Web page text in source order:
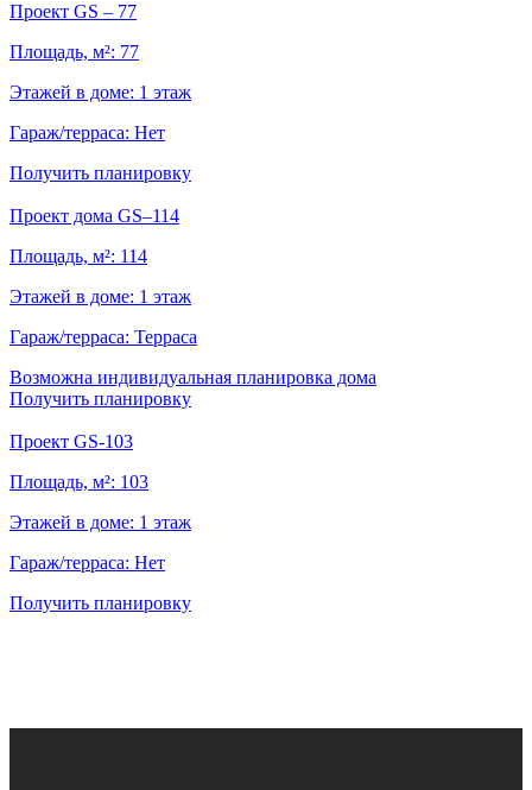
Проект GS – 77
Площадь, м²: 77
Этажей в доме: 1 этаж
Гараж/терраса: Нет
Получить планировку
Проект дома GS–114
Площадь, м²: 114
Этажей в доме: 1 этаж
Гараж/терраса: Терраса
Возможна индивидуальная планировка дома
Получить планировку
Проект GS-103
Площадь, м²: 103
Этажей в доме: 1 этаж
Гараж/терраса: Нет
Получить планировку